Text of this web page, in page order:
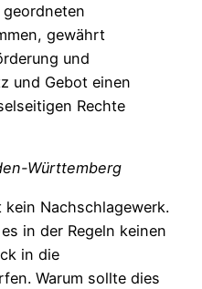
gewährt
und
und Gebot einen
Rechte
Württemberg
kein Nachschlagewerk.
in der Regeln keinen
in die
Warum sollte dies